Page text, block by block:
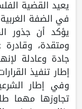
يعيد القضية
في الضفة
يؤكد أن جذور
ومتقدة، وقادرة
جادة وعادلة
إطار تنفيذ
وفي إطار
تجاوزها مهما